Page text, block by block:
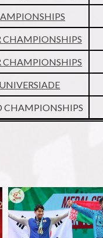
CHAMPIONSHIPS
CHAMPIONSHIPS
CHAMPIONSHIPS